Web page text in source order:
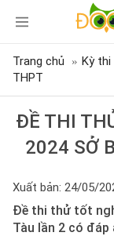
Trang chủ Kỳ thi
THPT
ĐỀ THI
2024 SỞ
Xuất bản: 24/05/
Đề thi thử tốt
Tàu lần 2 có đáp